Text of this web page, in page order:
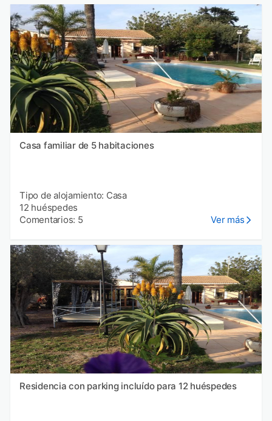
Casa familiar de 5 habitaciones
Tipo de alojamiento: Casa
12 huéspedes
Comentarios: 5
Ver más
Residencia con parking incluído para 12 huéspedes